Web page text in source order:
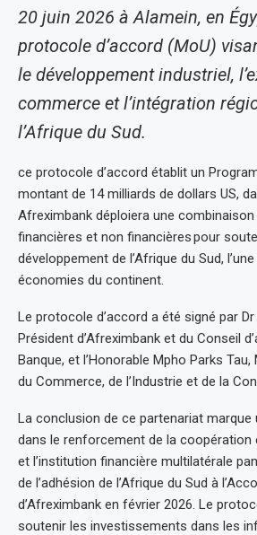
20 juin 2026 à Alamein, en
protocole d’accord (MoU)
le développement industriel,
commerce et l’intégration
l’Afrique du Sud.
ce protocole d’accord établit un
montant de 14 milliards de dollars US,
Afreximbank déploiera une combinaison
financières et non financières pour
développement de l’Afrique du Sud,
économies du continent.
Le protocole d’accord a été signé par Dr
Président d’Afreximbank et du Conseil
Banque, et l’Honorable Mpho Parks
du Commerce, de l’Industrie et de la
La conclusion de ce partenariat marque
dans le renforcement de la coopération
et l’institution financière multilatérale
de l’adhésion de l’Afrique du Sud à
d’Afreximbank en février 2026. Le
soutenir les investissements dans les